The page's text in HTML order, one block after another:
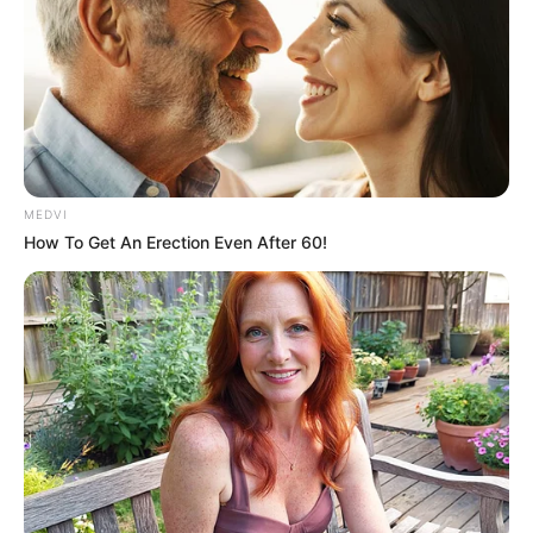
ομάδα τουΓιώργου Μαζωνάκη, δείχνοντας
αποφασισμένη να κυνηγήσει το όνειρό της με
πάθος και συνέπεια.
Η 20χρονη Ευβοιώτισσα αποτελεί φωτεινό
παράδειγμα για τη νέα γενιά καλλιτεχνών
που επιλέγουν να μείνουν αυθεντικοί και να
εκφράζονται με ειλικρίνεια μέσα από τη
το μέλλον της ανήκει.
Παρότι η Ανδριάννα μπορεί να μην έφτασε
μέχρι τον μεγάλο τελικό τουThe Voice of
Greece, κατάφερε να κερδίσει κάτι εξίσου
σημαντικό: τις καρδιές των τηλεθεατών.
Με την αυθεντικότητα, το ταλέντο και τη
MEDVI
How To Get An Erection Even After 60!